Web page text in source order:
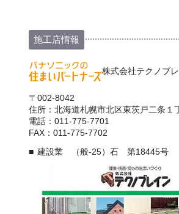
施工店情報
株式会社テクノブ
〒002-8042
住所：北海道札幌市北区東茨戸二条１
電話：011-775-7701
FAX：011-775-7702
建設業 （般-25）石 第18445号